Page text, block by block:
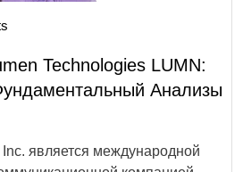
Technologies LUMN:
Анализы
является международной